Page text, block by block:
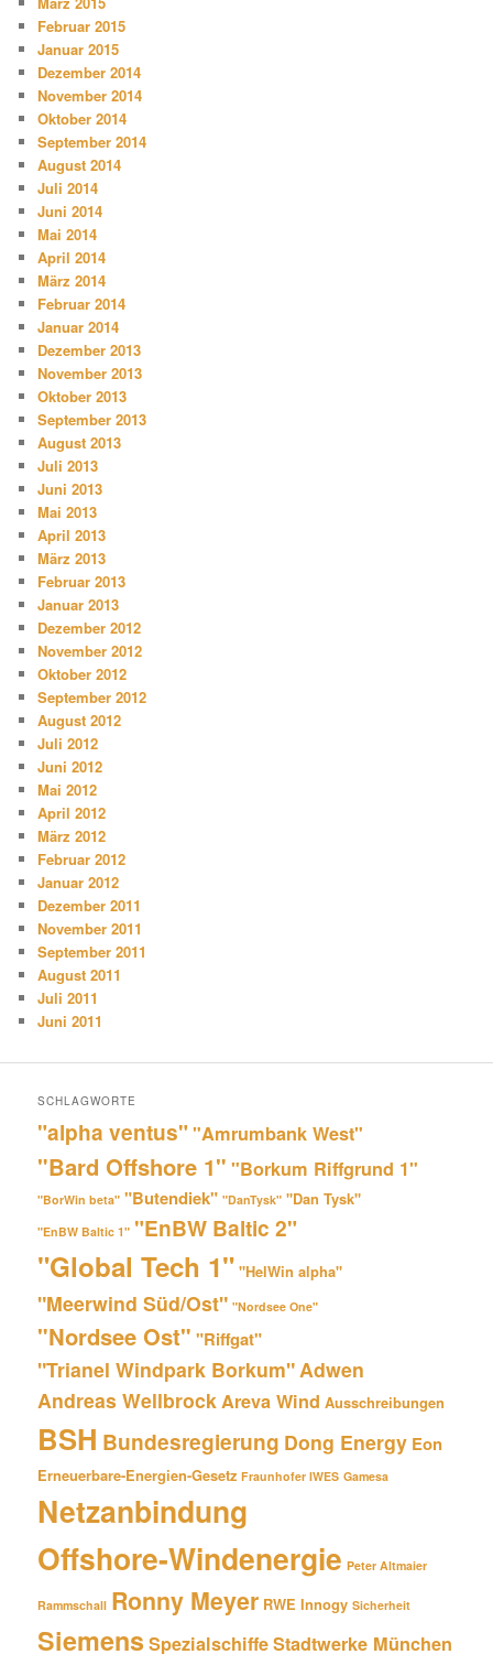
Februar 2015
Januar 2015
Dezember 2014
November 2014
Oktober 2014
September 2014
August 2014
Juli 2014
Juni 2014
Mai 2014
April 2014
März 2014
Februar 2014
Januar 2014
Dezember 2013
November 2013
Oktober 2013
September 2013
August 2013
Juli 2013
Juni 2013
Mai 2013
April 2013
März 2013
Februar 2013
Januar 2013
Dezember 2012
November 2012
Oktober 2012
September 2012
August 2012
Juli 2012
Juni 2012
Mai 2012
April 2012
März 2012
Februar 2012
Januar 2012
Dezember 2011
November 2011
September 2011
August 2011
Juli 2011
Juni 2011
SCHLAGWORTE
"alpha ventus" "Amrumbank West"
"Bard Offshore 1" "Borkum Riffgrund 1"
"BorWin beta" "Butendiek" "DanTysk" "Dan Tysk"
"EnBW Baltic 1" "EnBW Baltic 2"
"Global Tech 1" "HelWin alpha"
"Meerwind Süd/Ost" "Nordsee One"
"Nordsee Ost" "Riffgat"
"Trianel Windpark Borkum" Adwen
Andreas WellbrockAreva Wind Ausschreibungen
BSH Bundesregierung Dong Energy Eon
Erneuerbare-Energien-Gesetz Fraunhofer IWES Gamesa
Netzanbindung
Offshore-Windenergie Peter Altmaier
Rammschall Ronny Meyer RWE Innogy Sicherheit
Siemens SpezialschiffeStadtwerke München